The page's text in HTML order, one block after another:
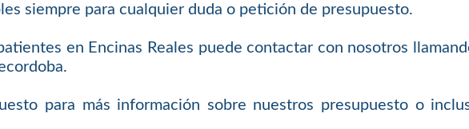
siempre para cualquier duda o petición de presupuesto.
en Encinas Reales puede contactar con nosotros
para más información sobre nuestros presupuesto o